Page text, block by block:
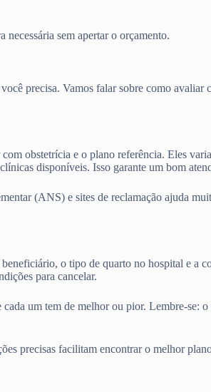
necessária sem apertar o orçamento.
precisa. Vamos falar sobre como
obstetrícia e o plano referência. Eles
disponíveis. Isso garante um bom
(ANS) e sites de reclamação ajuda
o tipo de quarto no hospital e a
para cancelar.
um tem de melhor ou pior. Lembre-se:
precisas facilitam encontrar o melhor